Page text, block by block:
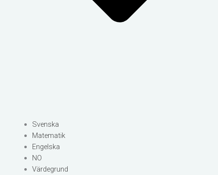
Svenska
Matematik
Engelska
NO
Värdegrund